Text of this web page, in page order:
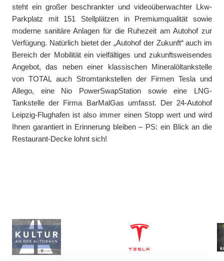
steht ein großer beschrankter und videoüberwachter Lkw-
Parkplatz mit 151 Stellplätzen in Premiumqualität sowie
moderne sanitäre Anlagen für die Ruhezeit am Autohof zur
Verfügung. Natürlich bietet der „Autohof der Zukunft“ auch im
Bereich der Mobilität ein vielfältiges und zukunftsweisendes
Angebot, das neben einer klassischen Mineralöltankstelle
von TOTAL auch Stromtankstellen der Firmen Tesla und
Allego, eine Nio PowerSwapStation sowie eine LNG-
Tankstelle der Firma BarMalGas umfasst. Der 24-Autohof
Leipzig-Flughafen ist also immer einen Stopp wert und wird
Ihnen garantiert in Erinnerung bleiben – PS: ein Blick an die
Restaurant-Decke lohnt sich!